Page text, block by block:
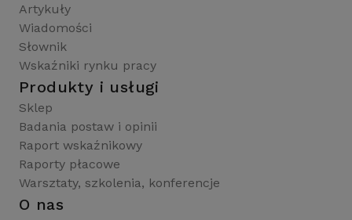
Artykuły
Wiadomości
Słownik
Wskaźniki rynku pracy
Produkty i usługi
Sklep
Badania postaw i opinii
Raport wskaźnikowy
Raporty płacowe
Warsztaty, szkolenia, konferencje
O nas